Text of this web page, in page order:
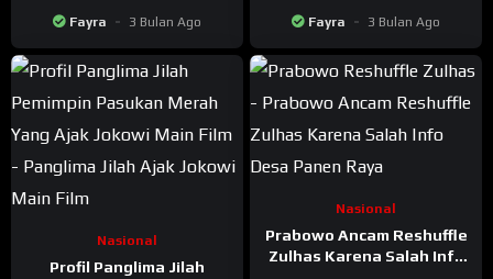
Prabowo Panggil Ahli dan
Profesor
Fayra 3 Bulan Ago
Yang Bubarkan Nobar Film
Pesta Babi
Fayra 3 Bulan Ago
Nasional
Profil Panglima Jilah
Nasional
Prabowo Ancam Reshuffle
Zulhas Karena Salah Info